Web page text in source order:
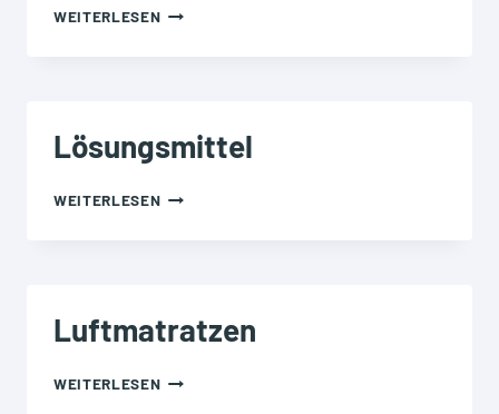
WEITERLESENLINOLEUMRESTE
Lösungsmittel
WEITERLESENLÖSUNGSMITTEL
Luftmatratzen
WEITERLESENLUFTMATRATZEN